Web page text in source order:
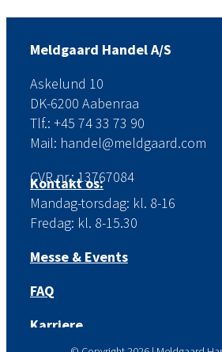
Meldgaard Handel A/S
Askelund 10
DK-6200 Aabenraa
Tlf.: +45 74 33 73 90
Mail: handel@meldgaard.com
CVR.nr.: 13767084
Kontakt os:
Mandag-torsdag: kl. 8-16
Fredag: kl. 8-15.30
Messe & Events
FAQ
Karriere